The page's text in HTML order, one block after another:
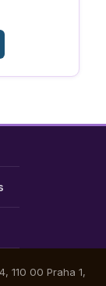
110 00 Praha 1,